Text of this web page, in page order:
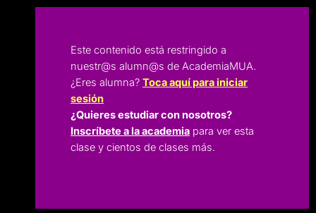
Este contenido está restringido a
nuestr@s alumn@s de AcademiaMUA.
¿Eres alumna? Toca aquí para iniciar
sesión
¿Quieres estudiar con nosotros?
Inscríbete a la academia para ver esta
clase y cientos de clases más.